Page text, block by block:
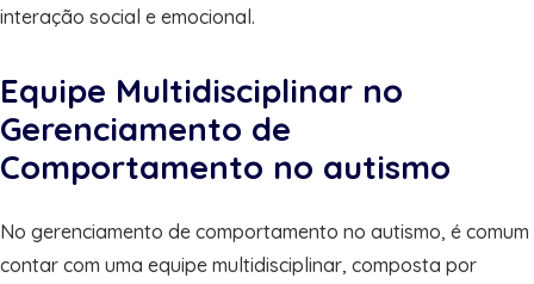
interação social e emocional.
Equipe Multidisciplinar no
Gerenciamento de
Comportamento no autismo
No gerenciamento de comportamento no autismo, é comum
contar com uma equipe multidisciplinar, composta por